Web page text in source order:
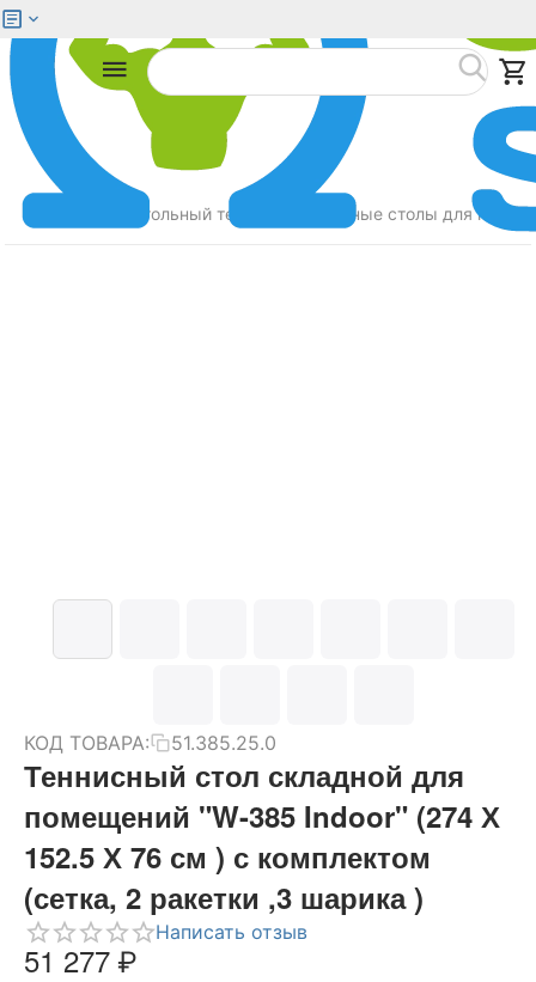
Настольный теннис Теннисные столы для
КОД ТОВАРА: 51.385.25.0
Теннисный стол складной для
помещений "W-385 Indoor" (274 Х
152.5 Х 76 см ) с комплектом
(сетка, 2 ракетки ,3 шарика )
Написать отзыв
51 277₽
Меню Найти